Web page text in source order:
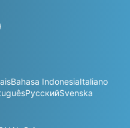
Bahasa IndonesiaItaliano
РусскийSvenska